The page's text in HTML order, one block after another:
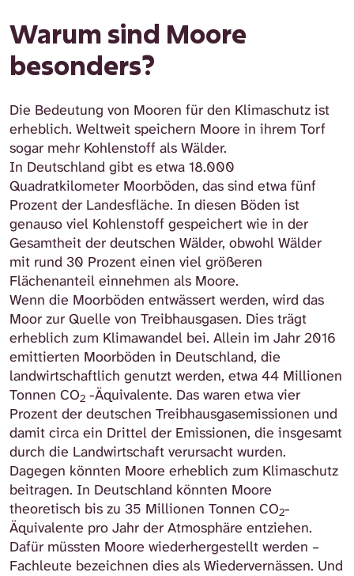
Warum sind Moore
besonders?
Die Bedeutung von Mooren für den Klimaschutz ist
erheblich. Weltweit speichern Moore in ihrem Torf
sogar mehr Kohlenstoff als Wälder.
In Deutschland gibt es etwa 18.000
Quadratkilometer Moorböden, das sind etwa fünf
Prozent der Landesfläche. In diesen Böden ist
genauso viel Kohlenstoff gespeichert wie in der
Gesamtheit der deutschen Wälder, obwohl Wälder
mit rund 30 Prozent einen viel größeren
Flächenanteil einnehmen als Moore.
Wenn die Moorböden entwässert werden, wird das
Moor zur Quelle von Treibhausgasen. Dies trägt
erheblich zum Klimawandel bei. Allein im Jahr 2016
emittierten Moorböden in Deutschland, die
landwirtschaftlich genutzt werden, etwa 44 Millionen
Tonnen CO2 -Äquivalente. Das waren etwa vier
Prozent der deutschen Treibhausgasemissionen und
damit circa ein Drittel der Emissionen, die insgesamt
durch die Landwirtschaft verursacht wurden.
Dagegen könnten Moore erheblich zum Klimaschutz
beitragen. In Deutschland könnten Moore
theoretisch bis zu 35 Millionen Tonnen CO2-
Äquivalente pro Jahr der Atmosphäre entziehen.
Dafür müssten Moore wiederhergestellt werden –
Fachleute bezeichnen dies als Wiedervernässen. Und